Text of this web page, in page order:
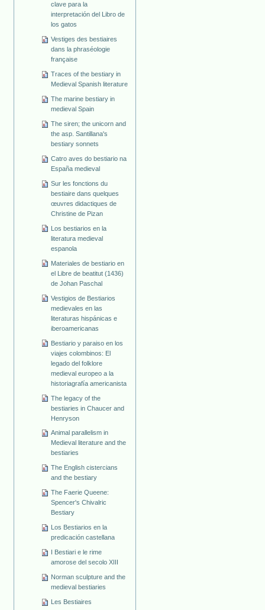
clave para la
interpretación del Libro de
los gatos
Vestiges des bestiaires
dans la phraséologie
française
Traces of the bestiary in
Medieval Spanish literature
The marine bestiary in
medieval Spain
The siren; the unicorn and
the asp. Santillana's
bestiary sonnets
Catro aves do bestiario na
España medieval
Sur les fonctions du
bestiaire dans quelques
œuvres didactiques de
Christine de Pizan
Los bestiarios en la
literatura medieval
espanola
Materiales de bestiario en
el Libre de beatitut (1436)
de Johan Paschal
Vestigios de Bestiarios
medievales en las
literaturas hispánicas e
iberoamericanas
Bestiario y paraiso en los
viajes colombinos: El
legado del folklore
medieval europeo a la
historiagrafía americanista
The legacy of the
bestiaries in Chaucer and
Henryson
Animal parallelism in
Medieval literature and the
bestiaries
The English cistercians
and the bestiary
The Faerie Queene:
Spencer's Chivalric
Bestiary
Los Bestiarios en la
predicación castellana
I Bestiari e le rime
amorose del secolo XIII
Norman sculpture and the
medieval bestiaries
Les Bestiaires